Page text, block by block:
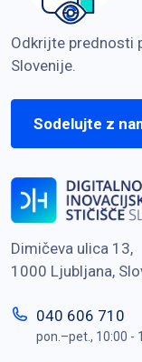
Odkrijte prednosti
Slovenije.
Sodelujte z
Dimičeva ulica 13,
1000 Ljubljana,
040 606 710
pon.–pet., 10:00 -